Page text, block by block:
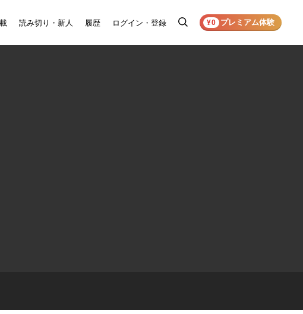
読み切り・新人 履歴 ログイン・登録
検
¥0 プレミアム体験